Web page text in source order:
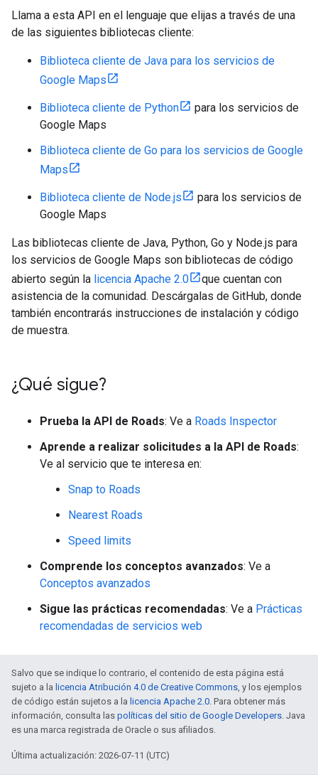
Llama a esta API en el lenguaje que elijas a través de una
de las siguientes bibliotecas cliente:
Biblioteca cliente de Java para los servicios de
Google Maps
Biblioteca cliente de Python
para los servicios de
Google Maps
Biblioteca cliente de Go para los servicios de Google
Maps
Biblioteca cliente de Node.js
para los servicios de
Google Maps
Las bibliotecas cliente de Java, Python, Go y Node.js para
los servicios de Google Maps son bibliotecas de código
abierto según la licencia Apache 2.0
que cuentan con
asistencia de la comunidad. Descárgalas de GitHub, donde
también encontrarás instrucciones de instalación y código
de muestra.
¿Qué sigue?
Prueba la API de Roads: Ve a Roads Inspector
Aprende a realizar solicitudes a la API de Roads:
Ve al servicio que te interesa en:
Snap to Roads
Nearest Roads
Speed limits
Comprende los conceptos avanzados: Ve a
Conceptos avanzados
Sigue las prácticas recomendadas: Ve a Prácticas
recomendadas de servicios web
Salvo que se indique lo contrario, el contenido de esta página está
sujeto a la licencia Atribución 4.0 de Creative Commons, y los ejemplos
de código están sujetos a la licencia Apache 2.0. Para obtener más
información, consulta las políticas del sitio de Google Developers. Java
es una marca registrada de Oracle o sus afiliados.
Última actualización: 2026-07-11 (UTC)